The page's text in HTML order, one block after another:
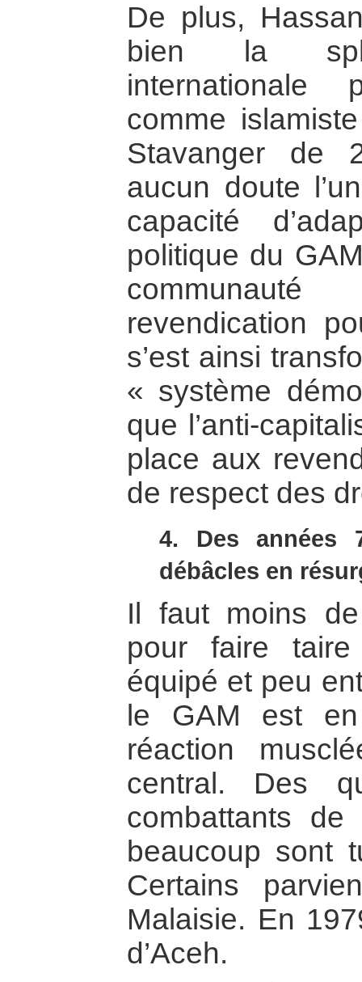
De plus,
bien la
internationale
comme
Stavanger de
aucun doute
capacité
politique du
communauté
revendication
s’est ainsi
« système
que l’anti-
place aux
de respect des
4. Des années
débâcles en
Il faut moins
pour faire
équipé et peu
le GAM est
réaction
central. Des
combattants
beaucoup sont
Certains
Malaisie. En
d’Aceh.